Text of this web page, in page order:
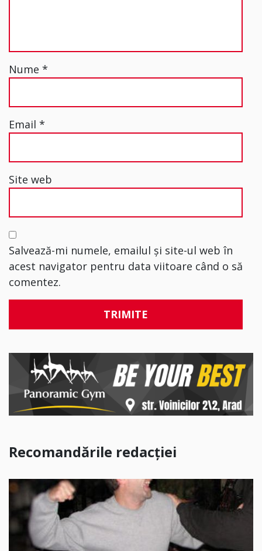
Nume *
Email *
Site web
Salvează-mi numele, emailul și site-ul web în
acest navigator pentru data viitoare când o să
comentez.
Recomandările redacției